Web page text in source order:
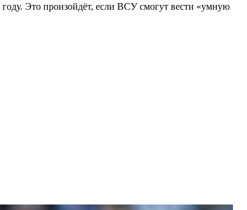
году. Это произойдёт, если ВСУ смогут вести «умную